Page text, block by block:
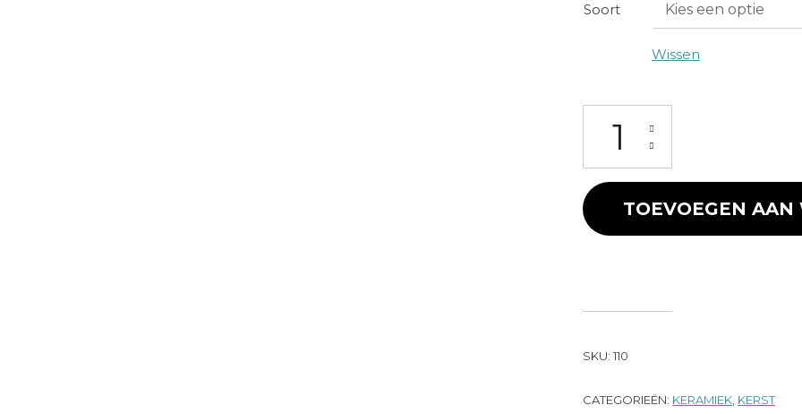
Soort
Wissen
TOEVOEGEN
SKU: 110
CATEGORIEËN: KERAMIEK KERST